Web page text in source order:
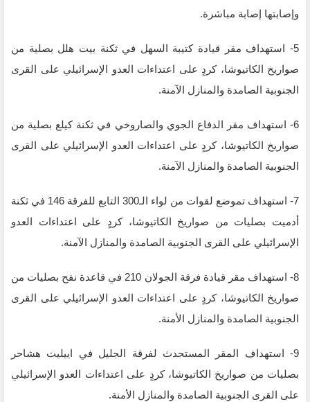
وإصابتها إصابة مباشرة.
5- استهداف مقر قيادة كتيبة السهل في ثكنة بيت هلل بصلية من
‏صواريخ الكاتيوشا، كردٍ على ‌‏‌‏‌‏اعتداءات العدو الإسرائيلي على القرى
الجنوبية الصامدة والمنازل الآمنة.
6- استهداف مقر الدفاع الجوي والصاروخي في ثكنة كيلع بصلية ‏من
صواريخ الكاتيوشا، كردٍ على ‌‏‌‏‌‏اعتداءات العدو الإسرائيلي على القرى
الجنوبية الصامدة والمنازل الآمنة.
7- استهداف تموضع لقوات من لواء الـ300 التابع للفرقة 146 ‏في ثكنة
أدميت بصليات من صواريخ الكاتيوشا، كردٍ على ‌‏‌‏‌‏اعتداءات العدو
الإسرائيلي على القرى الجنوبية الصامدة والمنازل الآمنة.
8- استهداف مقر قيادة فرقة الجولان 210 في قاعدة نفح بصليات من
‏صواريخ الكاتيوشا، كردٍ على ‏اعتداءات العدو الإسرائيلي على القرى
الجنوبية الصامدة والمنازل الأمنة.
9- استهداف المقر المستحدث لفرقة الجليل في اييليت هشاحر
بصليات من ‏صواريخ الكاتيوشا، كردٍ على ‏اعتداءات العدو الإسرائيلي
على القرى الجنوبية الصامدة والمنازل الأمنة.